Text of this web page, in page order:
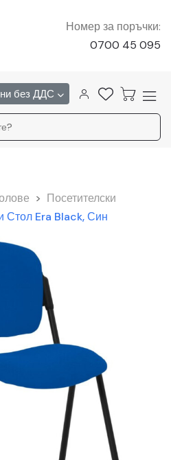
Номер за поръчки:
0700 45 095
без ДДС
> Посетителски
Стол Era Black, Син